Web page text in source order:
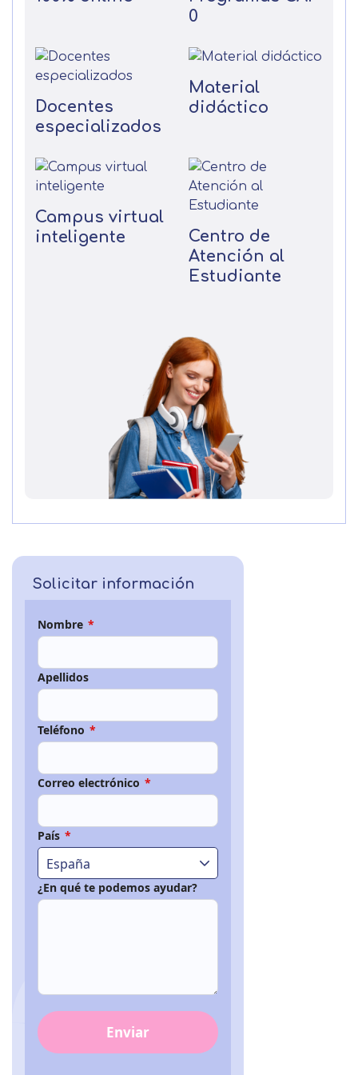
0
Docentes
especializados
Material
didáctico
Campus virtual
inteligente
Centro de
Atención al
Estudiante
Solicitar información
Nombre *
Apellidos
Teléfono *
Correo electrónico *
País *
España
¿En qué te podemos ayudar?
Enviar